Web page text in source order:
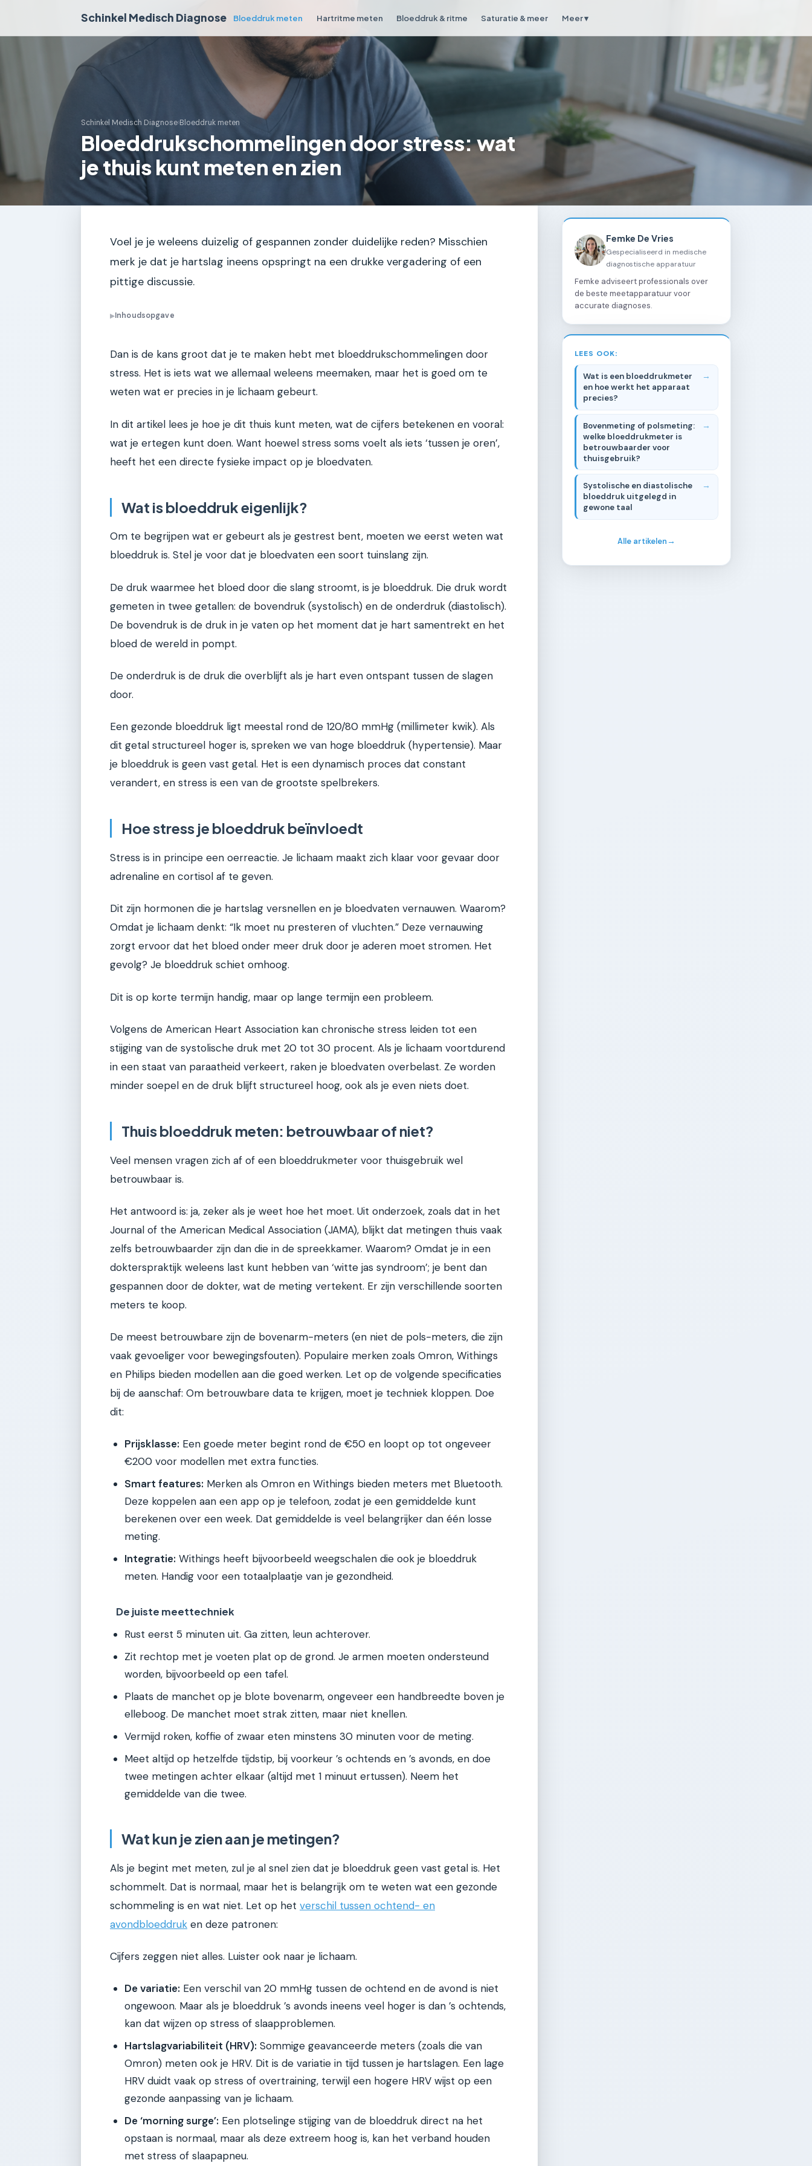
Schinkel Medisch Diagnose Bloeddruk meten Hartritme meten Bloeddruk & ritme Saturatie & meer Meer ▾
Schinkel Medisch Diagnose›Bloeddruk meten
Bloeddrukschommelingen door stress: wat
je thuis kunt meten en zien
Voel je je weleens duizelig of gespannen zonder duidelijke reden? Misschien
merk je dat je hartslag ineens opspringt na een drukke vergadering of een
pittige discussie.
▶Inhoudsopgave
Dan is de kans groot dat je te maken hebt met bloeddrukschommelingen door
stress. Het is iets wat we allemaal weleens meemaken, maar het is goed om te
weten wat er precies in je lichaam gebeurt.
In dit artikel lees je hoe je dit thuis kunt meten, wat de cijfers betekenen en vooral:
wat je ertegen kunt doen. Want hoewel stress soms voelt als iets ‘tussen je oren’,
heeft het een directe fysieke impact op je bloedvaten.
Wat is bloeddruk eigenlijk?
Om te begrijpen wat er gebeurt als je gestrest bent, moeten we eerst weten wat
bloeddruk is. Stel je voor dat je bloedvaten een soort tuinslang zijn.
De druk waarmee het bloed door die slang stroomt, is je bloeddruk. Die druk wordt
gemeten in twee getallen: de bovendruk (systolisch) en de onderdruk (diastolisch).
De bovendruk is de druk in je vaten op het moment dat je hart samentrekt en het
bloed de wereld in pompt.
De onderdruk is de druk die overblijft als je hart even ontspant tussen de slagen
door.
Een gezonde bloeddruk ligt meestal rond de 120/80 mmHg (millimeter kwik). Als
dit getal structureel hoger is, spreken we van hoge bloeddruk (hypertensie). Maar
je bloeddruk is geen vast getal. Het is een dynamisch proces dat constant
verandert, en stress is een van de grootste spelbrekers.
Hoe stress je bloeddruk beïnvloedt
Stress is in principe een oerreactie. Je lichaam maakt zich klaar voor gevaar door
adrenaline en cortisol af te geven.
Dit zijn hormonen die je hartslag versnellen en je bloedvaten vernauwen. Waarom?
Omdat je lichaam denkt: “Ik moet nu presteren of vluchten.” Deze vernauwing
zorgt ervoor dat het bloed onder meer druk door je aderen moet stromen. Het
gevolg? Je bloeddruk schiet omhoog.
Dit is op korte termijn handig, maar op lange termijn een probleem.
Volgens de American Heart Association kan chronische stress leiden tot een
stijging van de systolische druk met 20 tot 30 procent. Als je lichaam voortdurend
in een staat van paraatheid verkeert, raken je bloedvaten overbelast. Ze worden
minder soepel en de druk blijft structureel hoog, ook als je even niets doet.
Thuis bloeddruk meten: betrouwbaar of niet?
Veel mensen vragen zich af of een bloeddrukmeter voor thuisgebruik wel
betrouwbaar is.
Het antwoord is: ja, zeker als je weet hoe het moet. Uit onderzoek, zoals dat in het
Journal of the American Medical Association (JAMA), blijkt dat metingen thuis vaak
zelfs betrouwbaarder zijn dan die in de spreekkamer. Waarom? Omdat je in een
dokterspraktijk weleens last kunt hebben van ‘witte jas syndroom’; je bent dan
gespannen door de dokter, wat de meting vertekent. Er zijn verschillende soorten
meters te koop.
De meest betrouwbare zijn de bovenarm-meters (en niet de pols-meters, die zijn
vaak gevoeliger voor bewegingsfouten). Populaire merken zoals Omron, Withings
en Philips bieden modellen aan die goed werken. Let op de volgende specificaties
bij de aanschaf: Om betrouwbare data te krijgen, moet je techniek kloppen. Doe
dit:
Prijsklasse: Een goede meter begint rond de €50 en loopt op tot ongeveer
€200 voor modellen met extra functies.
Smart features: Merken als Omron en Withings bieden meters met Bluetooth.
Deze koppelen aan een app op je telefoon, zodat je een gemiddelde kunt
berekenen over een week. Dat gemiddelde is veel belangrijker dan één losse
meting.
Integratie: Withings heeft bijvoorbeeld weegschalen die ook je bloeddruk
meten. Handig voor een totaalplaatje van je gezondheid.
De juiste meettechniek
Rust eerst 5 minuten uit. Ga zitten, leun achterover.
Zit rechtop met je voeten plat op de grond. Je armen moeten ondersteund
worden, bijvoorbeeld op een tafel.
Plaats de manchet op je blote bovenarm, ongeveer een handbreedte boven je
elleboog. De manchet moet strak zitten, maar niet knellen.
Vermijd roken, koffie of zwaar eten minstens 30 minuten voor de meting.
Meet altijd op hetzelfde tijdstip, bij voorkeur ’s ochtends en ’s avonds, en doe
twee metingen achter elkaar (altijd met 1 minuut ertussen). Neem het
gemiddelde van die twee.
Wat kun je zien aan je metingen?
Als je begint met meten, zul je al snel zien dat je bloeddruk geen vast getal is. Het
schommelt. Dat is normaal, maar het is belangrijk om te weten wat een gezonde
schommeling is en wat niet. Let op het verschil tussen ochtend- en
avondbloeddruk en deze patronen:
Cijfers zeggen niet alles. Luister ook naar je lichaam.
De variatie: Een verschil van 20 mmHg tussen de ochtend en de avond is niet
ongewoon. Maar als je bloeddruk ’s avonds ineens veel hoger is dan ’s ochtends,
kan dat wijzen op stress of slaapproblemen.
Hartslagvariabiliteit (HRV): Sommige geavanceerde meters (zoals die van
Omron) meten ook je HRV. Dit is de variatie in tijd tussen je hartslagen. Een lage
HRV duidt vaak op stress of overtraining, terwijl een hogere HRV wijst op een
gezonde aanpassing van je lichaam.
De ‘morning surge’: Een plotselinge stijging van de bloeddruk direct na het
opstaan is normaal, maar als deze extreem hoog is, kan het verband houden
met stress of slaapapneu.
Femke De Vries
Gespecialiseerd in medische
diagnostische apparatuur
Femke adviseert professionals over
de beste meetapparatuur voor
accurate diagnoses.
LEES OOK:
Wat is een bloeddrukmeter
en hoe werkt het apparaat
precies?
Bovenmeting of polsmeting:
welke bloeddrukmeter is
betrouwbaarder voor
thuisgebruik?
Systolische en diastolische
bloeddruk uitgelegd in
gewone taal
Alle artikelen